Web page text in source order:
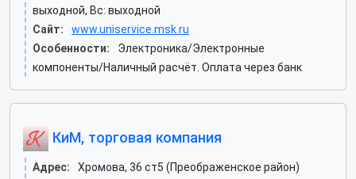
выходной, Вс: выходной
Сайт:
www.uniservice.msk.ru
Особенности:
Электроника/Электронные
компоненты/Наличный расчёт. Оплата через банк
КиМ, торговая компания
Адрес:
Хромова, 36 ст5 (Преображенское район)